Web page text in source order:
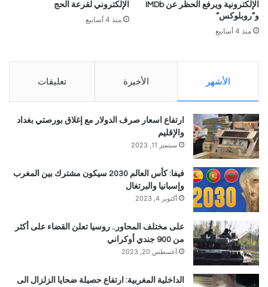
الإلكترونية ويرفع الحظر عن IMDb
و”روبلوكس”
منذ 4 أسابيع
الإلكتروني لقرعة الحج
منذ 4 أسابيع
الأشهر الأخيرة تعليقات
ارتفاع اسعار صرف الدولار مع إغلاق بورصتي بغداد
والإقليم
سبتمبر 11, 2023
فيفا: كأس العالم 2030 سيكون مشترك بين المغرب
وإسبانيا والبرتغال
أكتوبر 4, 2023
على مختلف المحاور.. روسيا تعلن القضاء على أكثر
من 900 جندي أوكراني
أغسطس 20, 2023
الداخلية المغربية: ارتفاع حصيلة ضحايا الزلزال الى